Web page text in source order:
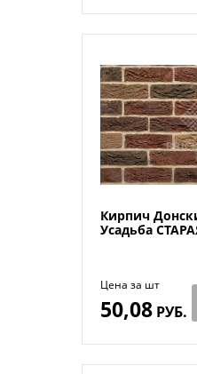
Кирпич
Усадьба
Цена за шт
50,08РУБ.